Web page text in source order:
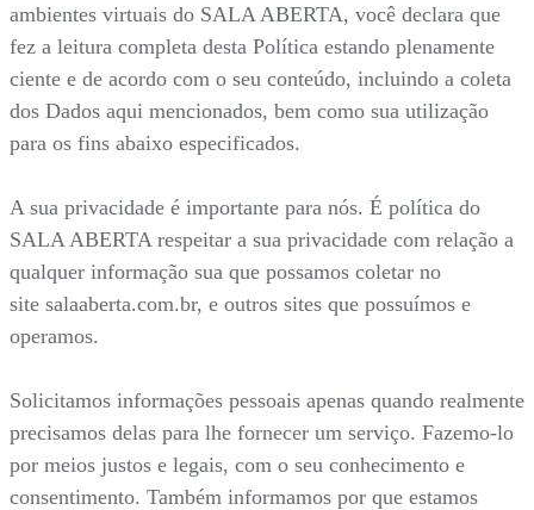
ambientes virtuais do SALA ABERTA, você declara que
fez a leitura completa desta Política estando plenamente
ciente e de acordo com o seu conteúdo, incluindo a coleta
dos Dados aqui mencionados, bem como sua utilização
para os fins abaixo especificados.
A sua privacidade é importante para nós. É política do
SALA ABERTA respeitar a sua privacidade com relação a
qualquer informação sua que possamos coletar no
site salaaberta.com.br, e outros sites que possuímos e
operamos.
Solicitamos informações pessoais apenas quando realmente
precisamos delas para lhe fornecer um serviço. Fazemo-lo
por meios justos e legais, com o seu conhecimento e
consentimento. Também informamos por que estamos